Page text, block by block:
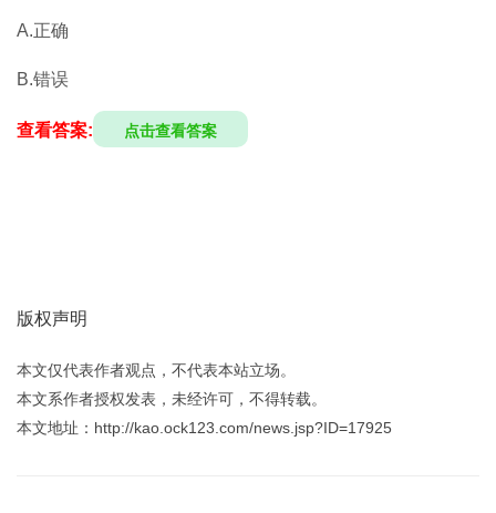
A.正确
B.错误
查看答案: 点击查看答案
版权声明
本文仅代表作者观点，不代表本站立场。
本文系作者授权发表，未经许可，不得转载。
本文地址：http://kao.ock123.com/news.jsp?ID=17925